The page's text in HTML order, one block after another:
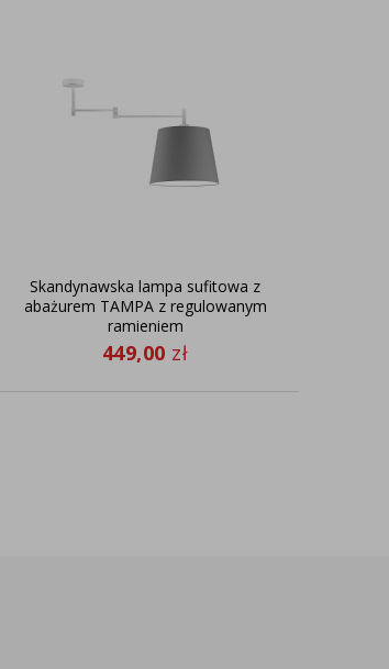
Skandynawska lampa sufitowa z
abażurem TAMPA z regulowanym
ramieniem
449,00 zł